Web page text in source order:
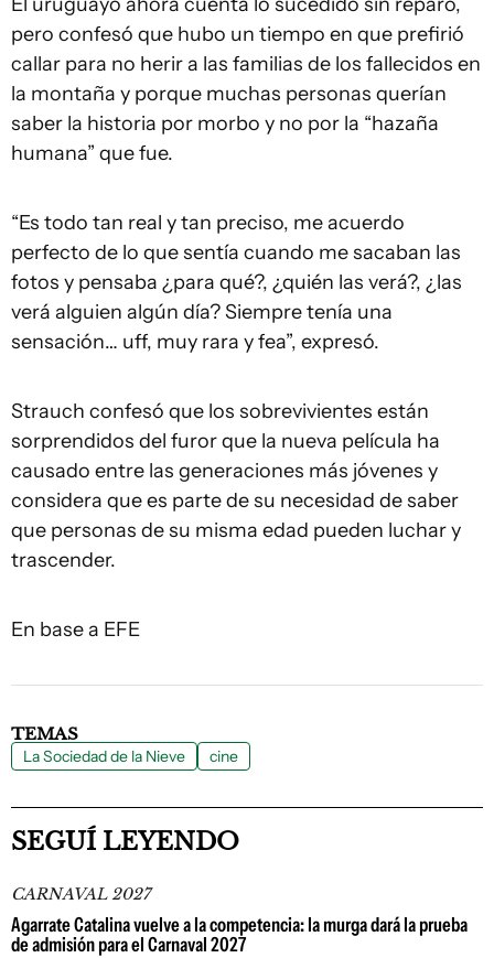
pero confesó que hubo un tiempo en que prefirió
callar para no herir a las familias de los fallecidos en
la montaña y porque muchas personas querían
saber la historia por morbo y no por la “hazaña
humana” que fue.
“Es todo tan real y tan preciso, me acuerdo
perfecto de lo que sentía cuando me sacaban las
fotos y pensaba ¿para qué?, ¿quién las verá?, ¿las
verá alguien algún día? Siempre tenía una
sensación… uff, muy rara y fea”, expresó.
Strauch confesó que los sobrevivientes están
sorprendidos del furor que la nueva película ha
causado entre las generaciones más jóvenes y
considera que es parte de su necesidad de saber
que personas de su misma edad pueden luchar y
trascender.
En base a EFE
TEMAS
La Sociedad de la Nieve cine
SEGUÍ LEYENDO
CARNAVAL 2027
Agarrate Catalina vuelve a la competencia: la murga dará la prueba
de admisión para el Carnaval 2027